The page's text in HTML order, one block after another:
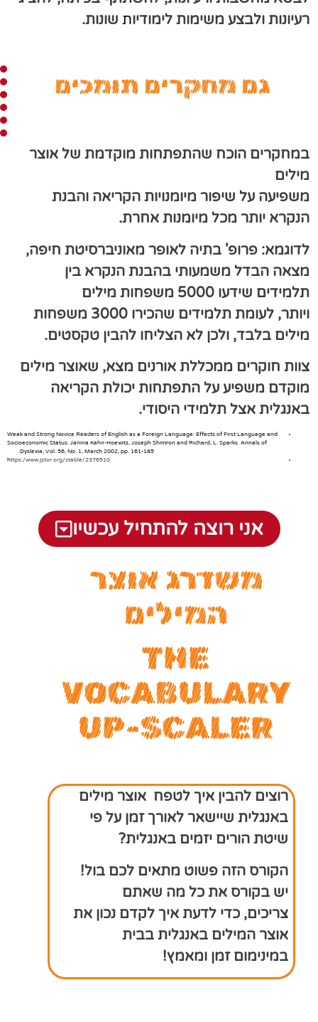
רעיונות ולבצע משימות לימודיות שונות.
גם מחקרים תומכים
במחקרים הוכח שהתפתחות מוקדמת של אוצר
מילים
משפיעה על שיפור מיומנויות הקריאה והבנת
הנקרא יותר מכל מיומנות אחרת.
לדוגמא: פרופ' בתיה לאופר מאוניברסיטת חיפה,
מצאה הבדל משמעותי בהבנת הנקרא בין
תלמידים שידעו 5000 משפחות מילים
ויותר, לעומת תלמידים שהכירו 3000 משפחות
מילים בלבד, ולכן לא הצליחו להבין טקסטים.
צוות חוקרים ממכללת אורנים מצא, שאוצר מילים
מוקדם משפיע על התפתחות יכולת הקריאה
באנגלית אצל תלמידי היסודי.
Weak and Strong Novice Readers of English as a Foreign Language: Effects of First Language and
Socioeconomic Status. Janina Kahn-Hoewitz, Joseph Shimron and Richard, L. Sparks. Annals of
Dyslexia, Vol. 56, No. 1, March 2002, pp. 161-185.
https:/www.jstor.org/stable/2376510
אני רוצה להתחיל עכשיו
משדרג אוצר
המילים
THE
VOCABULARY
UP-SCALER
רוצים להבין איך לטפח אוצר מילים
באנגלית שיישאר לאורך זמן על פי
שיטת הורים יזמים באנגלית?
הקורס הזה פשוט מתאים לכם בול!
יש בקורס את כל מה שאתם
צריכים, כדי לדעת איך לקדם נכון את
אוצר המילים באנגלית בבית
במינימום זמן ומאמץ!